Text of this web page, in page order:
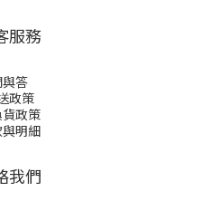
服務
與答
政策
政策
明細
我們